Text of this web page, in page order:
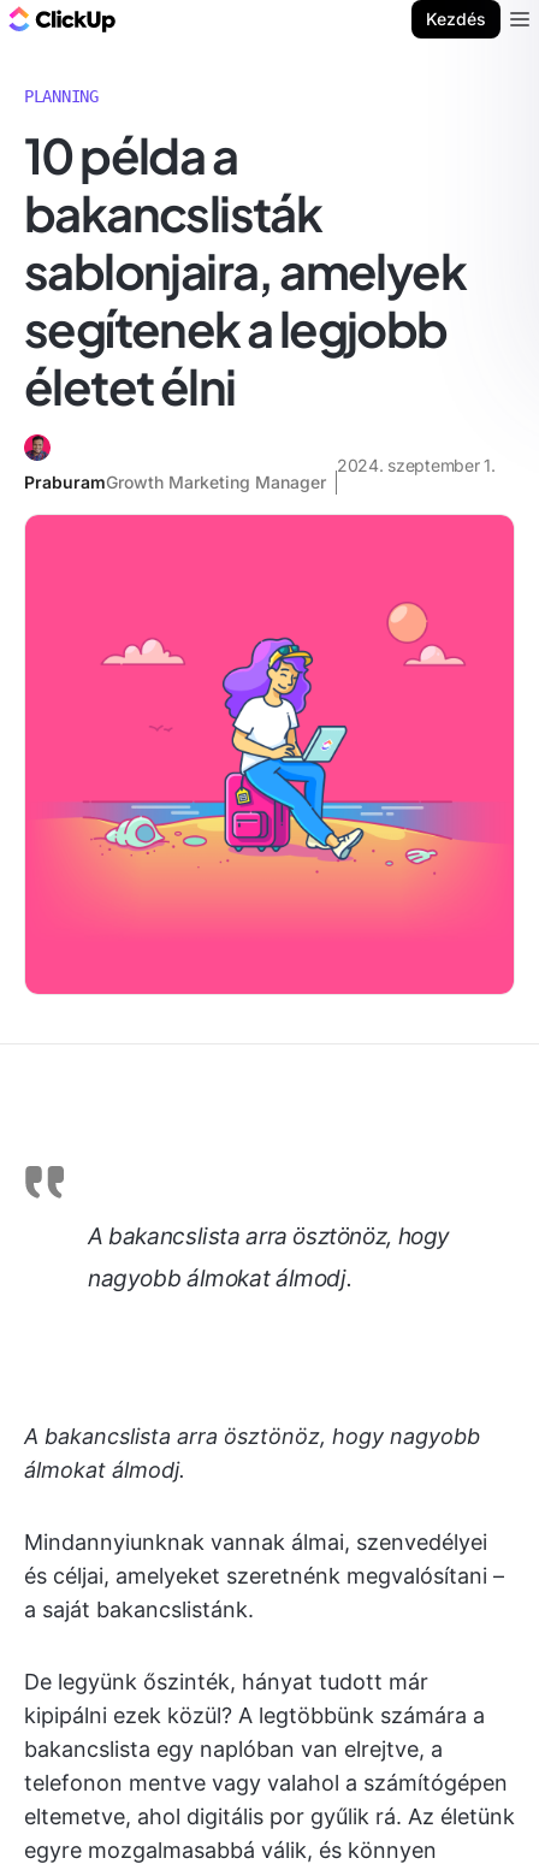
Kezdés
PLANNING
10 példa a
bakancslisták
sablonjaira, amelyek
segítenek a legjobb
életet élni
PraburamGrowth Marketing Manager
2024. szeptember 1.
A bakancslista arra ösztönöz, hogy
nagyobb álmokat álmodj.
A bakancslista arra ösztönöz, hogy nagyobb
álmokat álmodj.
Mindannyiunknak vannak álmai, szenvedélyei
és céljai, amelyeket szeretnénk megvalósítani –
a saját bakancslistánk.
De legyünk őszinték, hányat tudott már
kipipálni ezek közül? A legtöbbünk számára a
bakancslista egy naplóban van elrejtve, a
telefonon mentve vagy valahol a számítógépen
eltemetve, ahol digitális por gyűlik rá. Az életünk
egyre mozgalmasabbá válik, és könnyen